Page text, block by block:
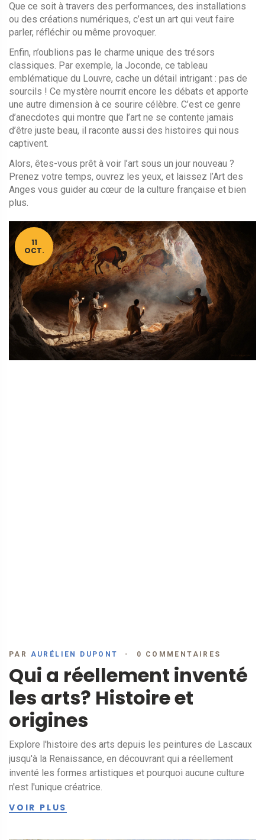
Que ce soit à travers des performances, des installations
ou des créations numériques, c’est un art qui veut faire
parler, réfléchir ou même provoquer.
Enfin, n’oublions pas le charme unique des trésors
classiques. Par exemple, la Joconde, ce tableau
emblématique du Louvre, cache un détail intrigant : pas de
sourcils ! Ce mystère nourrit encore les débats et apporte
une autre dimension à ce sourire célèbre. C’est ce genre
d’anecdotes qui montre que l’art ne se contente jamais
d’être juste beau, il raconte aussi des histoires qui nous
captivent.
Alors, êtes-vous prêt à voir l’art sous un jour nouveau ?
Prenez votre temps, ouvrez les yeux, et laissez l’Art des
Anges vous guider au cœur de la culture française et bien
plus.
11
OCT.
PAR AURÉLIEN DUPONT 0 COMMENTAIRES
Qui a réellement inventé
les arts? Histoire et
origines
Explore l'histoire des arts depuis les peintures de Lascaux
jusqu'à la Renaissance, en découvrant qui a réellement
inventé les formes artistiques et pourquoi aucune culture
n'est l'unique créatrice.
VOIR PLUS